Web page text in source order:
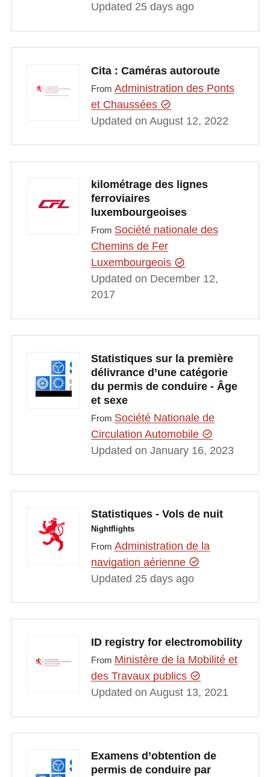
Updated 25 days ago
Cita : Caméras autoroute
From Administration des Ponts
et Chaussées
Updated on August 12, 2022
kilométrage des lignes
ferroviaires
luxembourgeoises
From Société nationale des
Chemins de Fer
Luxembourgeois
Updated on December 12,
2017
Statistiques sur la première
délivrance d’une catégorie
du permis de conduire - Âge
et sexe
From Société Nationale de
Circulation Automobile
Updated on January 16, 2023
Statistiques - Vols de nuit
Nightflights
From Administration de la
navigation aérienne
Updated 25 days ago
ID registry for electromobility
From Ministère de la Mobilité et
des Travaux publics
Updated on August 13, 2021
Examens d’obtention de
permis de conduire par